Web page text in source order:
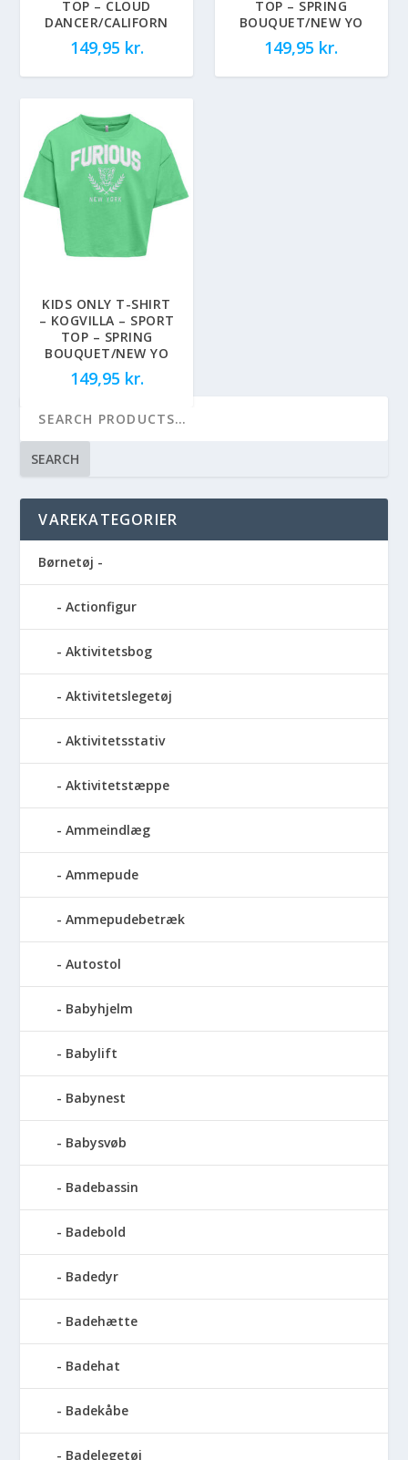
TOP – CLOUD
DANCER/CALIFORN
149,95 kr.
TOP – SPRING
BOUQUET/NEW YO
149,95 kr.
KIDS ONLY T-SHIRT
– KOGVILLA – SPORT
TOP – SPRING
BOUQUET/NEW YO
149,95 kr.
SEARCH
VAREKATEGORIER
Børnetøj -
Actionfigur
Aktivitetsbog
Aktivitetslegetøj
Aktivitetsstativ
Aktivitetstæppe
Ammeindlæg
Ammepude
Ammepudebetræk
Autostol
Babyhjelm
Babylift
Babynest
Babysvøb
Badebassin
Badebold
Badedyr
Badehætte
Badehat
Badekåbe
Badelegetøj